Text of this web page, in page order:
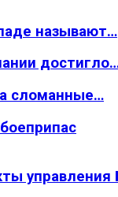
называют…
сломанные…